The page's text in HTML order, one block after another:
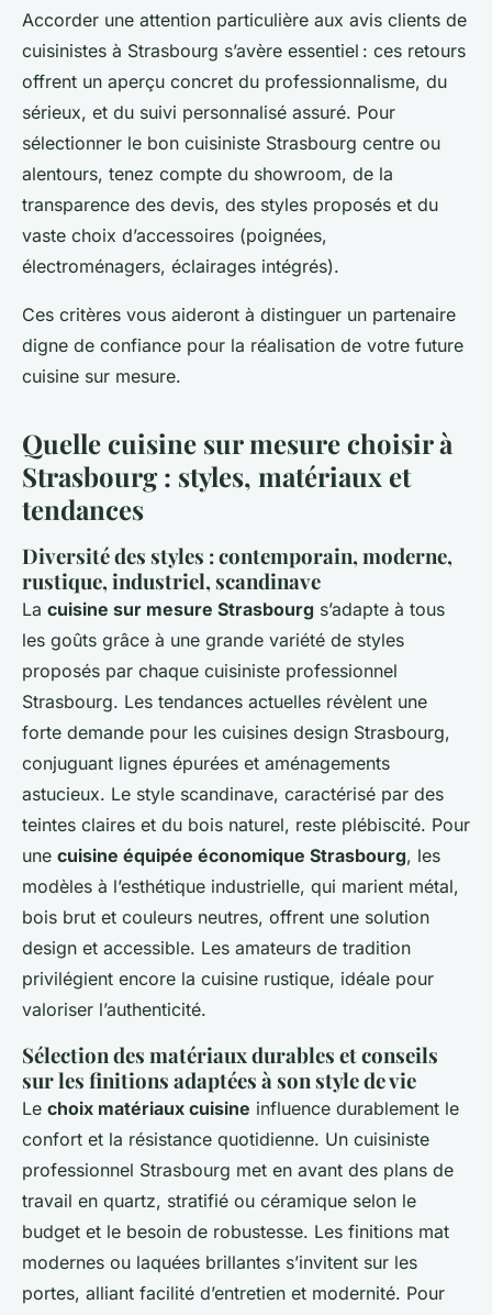
Accorder une attention particulière aux avis clients de
cuisinistes à Strasbourg s’avère essentiel : ces retours
offrent un aperçu concret du professionnalisme, du
sérieux, et du suivi personnalisé assuré. Pour
sélectionner le bon cuisiniste Strasbourg centre ou
alentours, tenez compte du showroom, de la
transparence des devis, des styles proposés et du
vaste choix d’accessoires (poignées,
électroménagers, éclairages intégrés).
Ces critères vous aideront à distinguer un partenaire
digne de confiance pour la réalisation de votre future
cuisine sur mesure.
Quelle cuisine sur mesure choisir à
Strasbourg : styles, matériaux et
tendances
Diversité des styles : contemporain, moderne,
rustique, industriel, scandinave
La cuisine sur mesure Strasbourg s’adapte à tous
les goûts grâce à une grande variété de styles
proposés par chaque cuisiniste professionnel
Strasbourg. Les tendances actuelles révèlent une
forte demande pour les cuisines design Strasbourg,
conjuguant lignes épurées et aménagements
astucieux. Le style scandinave, caractérisé par des
teintes claires et du bois naturel, reste plébiscité. Pour
une cuisine équipée économique Strasbourg, les
modèles à l’esthétique industrielle, qui marient métal,
bois brut et couleurs neutres, offrent une solution
design et accessible. Les amateurs de tradition
privilégient encore la cuisine rustique, idéale pour
valoriser l’authenticité.
Sélection des matériaux durables et conseils
sur les finitions adaptées à son style de vie
Le choix matériaux cuisine influence durablement le
confort et la résistance quotidienne. Un cuisiniste
professionnel Strasbourg met en avant des plans de
travail en quartz, stratifié ou céramique selon le
budget et le besoin de robustesse. Les finitions mat
modernes ou laquées brillantes s’invitent sur les
portes, alliant facilité d’entretien et modernité. Pour